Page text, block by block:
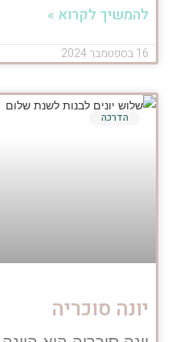
להמשיך לקרוא »
16 בספטמבר 2024
הדרכה
יונה סוכריה